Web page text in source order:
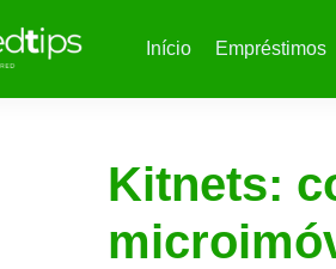
Início Empréstimos
Kitnets: